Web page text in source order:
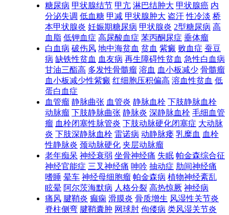
糖尿病 甲状腺结节 甲亢 淋巴结肿大 甲状腺癌 内
分泌失调 低血糖 甲减 甲状腺肿大 盗汗 性冷淡 桥
本甲状腺炎 妊娠期糖尿病 甲状腺炎 2型糖尿病 高
血脂 低钾血症 高尿酸血症 苯丙酮尿症 垂体瘤
白血病 破伤风 地中海贫血 贫血 紫癜 败血症 蚕豆
病 缺铁性贫血 血友病 再生障碍性贫血 急性白血病
甘油三酯高 多发性骨髓瘤 溶血 血小板减少 骨髓瘤
血小板减少性紫癜 红细胞压积偏高 溶血性贫血 低
蛋白血症
血管瘤 静脉曲张 血管炎 静脉血栓 下肢静脉血栓
动脉瘤 下肢静脉曲张 静脉炎 深静脉血栓 毛细血管
瘤 血栓闭塞性脉管炎 下肢动脉硬化闭塞症 大动脉
炎 下肢深静脉血栓 雷诺病 动静脉瘘 乳糜血 血栓
性静脉炎 颈动脉硬化 夹层动脉瘤
老年痴呆 神经衰弱 坐骨神经痛 失眠 帕金森综合征
神经官能症 三叉神经痛 呻吟 抽动症 肋间神经痛
嗜睡 晕车 神经母细胞瘤 帕金森病 植物神经紊乱
眩晕 阿尔茨海默病 人格分裂 高热惊厥 神经病
痛风 腱鞘炎 癫痫 滑膜炎 骨质增生 风湿性关节炎
脊柱侧弯 腱鞘囊肿 网球肘 佝偻病 类风湿关节炎